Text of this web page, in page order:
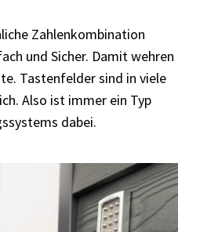
Zahlenkombination
und Sicher. Damit wehren
Tastenfelder sind in viele
Also ist immer ein Typ
dabei.